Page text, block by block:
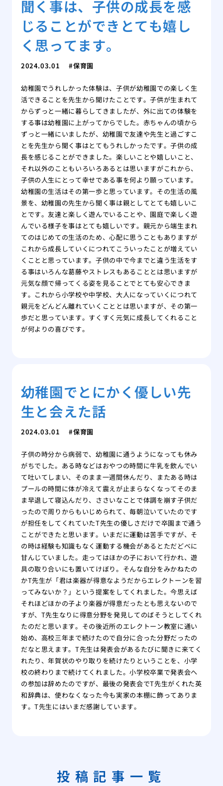
聞く事は、子供の成長を感
じることができとても嬉し
く思ってます。
2024.03.01 保育園
幼稚園でうれしかった体験は、子供が幼稚園での楽しく生
活できることを先生から聞けたことです。子供が生まれて
からずっと一緒に暮らしてきましたが、外に出ての体験を
する事は幼稚園に上がってからでした。赤ちゃんの頃から
ずっと一緒にいましたが、幼稚園で友達や先生と過ごすこ
とを先生から聞く事はとてもうれしかったです。子供の成
長を感じることができました。楽しいことや嬉しいこと、
それ以外のこともいろいろあるとは思いますがこれから、
子供の人生にとって幸せである事を何より願っています。
幼稚園の生活はその第一歩と思っています。その生活の風
景を、幼稚園の先生から聞く事は親としてとても嬉しいこ
とです。友達と楽しく遊んでいることや、園庭で楽しく遊
んでいる様子を事はとても嬉しいです。親元から端生まれ
てのはじめての生活のため、心配に思うこともありますが
これから成長していくにつれてこういったことが増えてい
くことと思っています。子供の中で今までと違う生活をす
る事はいろんな葛藤やストレスもあることとは思いますが
元気な顔で帰ってくる姿を見ることでとても安心できま
す。これから小学校や中学校、大人になっていくにつれて
親元をどんどん離れていくこととは思いますが、その第一
歩だと思っています。すくすく元気に成長してくれること
が何よりの喜びです。
幼稚園でとにかく優しい先
生と会えた話
2024.03.01 保育園
子供の時分から病弱で、幼稚園に通うようになっても休み
がちでした。ある時などはおやつの時間に牛乳を飲んでい
て吐いてしまい、そのまま一週間休んだり、またある時は
プールの時間に体が冷えて震えが止まらなくなってそのま
ま早退して寝込んだり、ささいなことで体調を崩す子供だ
ったので周りからもいじめられて、毎朝泣いていたのです
が担任をしてくれていたT先生の優しさだけで卒園まで通う
ことができたと思います。いまだに運動は苦手ですが、そ
の時は経験も知識もなく運動する機会があるとただどべに
甘んじていました。走ってはほかの子において行かれ、遊
具の取り合いにも置いてけぼり。そんな自分をみかねたの
かT先生が「君は楽器が得意なようだからエレクトーンを習
ってみないか？」という提案をしてくれました。今思えば
それほどほかの子より楽器が得意だったとも思えないので
すが、T先生なりに得意分野を発見してのばそうとしてくれ
たのだと思います。その後近所のエレクトーン教室に通い
始め、高校三年まで続けたので自分に合った分野だったの
だなと思えます。T先生は発表会があるたびに聞きに来てく
れたり、年賀状のやり取りを続けたりということを、小学
校の終わりまで続けてくれました。小学校卒業で発表会へ
の参加は辞めたのですが、最後の発表会でT先生がくれた英
和辞典は、使わなくなった今も実家の本棚に飾ってありま
す。T先生にはいまだ感謝しています。
投稿記事一覧